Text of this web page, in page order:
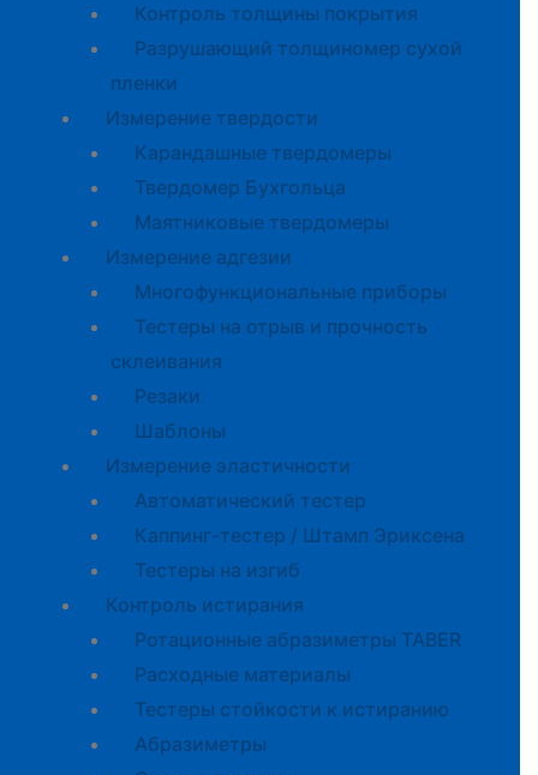
Контроль толщины покрытия
Разрушающий толщиномер сухой
пленки
Измерение твердости
Карандашные твердомеры
Твердомер Бухгольца
Маятниковые твердомеры
Измерение адгезии
Многофункциональные приборы
Тестеры на отрыв и прочность
склеивания
Резаки
Шаблоны
Измерение эластичности
Автоматический тестер
Каппинг-тестер / Штамп Эриксена
Тестеры на изгиб
Контроль истирания
Ротационные абразиметры TABER
Расходные материалы
Тестеры стойкости к истиранию
Абразиметры